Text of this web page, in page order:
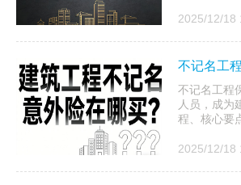
2025/12/18
不记名工
不记名工程
人员，成为
程、核心要
2025/12/18